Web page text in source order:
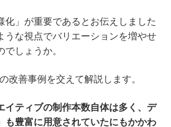
化」が重要であるとお伝えしました
うな視点でバリエーションを増やせ
しょうか。
改善事例を交えて解説します。
イティブの制作本数自体は多く、デ
も豊富に用意されていたにもかかわ